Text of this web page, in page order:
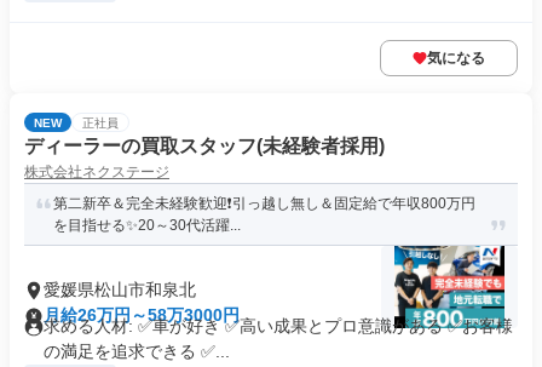
気になる
NEW 正社員
ディーラーの買取スタッフ(未経験者採用)
株式会社ネクステージ
第二新卒＆完全未経験歓迎❗引っ越し無し＆固定給で年収800万円
を目指せる✨20～30代活躍...
愛媛県松山市和泉北
月給26万円～58万3000円
求める人材: ✅車が好き ✅高い成果とプロ意識がある ✅お客様
の満足を追求できる ✅...